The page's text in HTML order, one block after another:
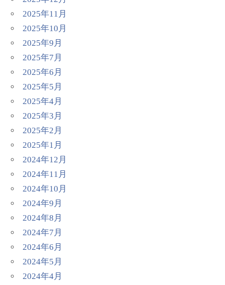
2025年11月
2025年10月
2025年9月
2025年7月
2025年6月
2025年5月
2025年4月
2025年3月
2025年2月
2025年1月
2024年12月
2024年11月
2024年10月
2024年9月
2024年8月
2024年7月
2024年6月
2024年5月
2024年4月